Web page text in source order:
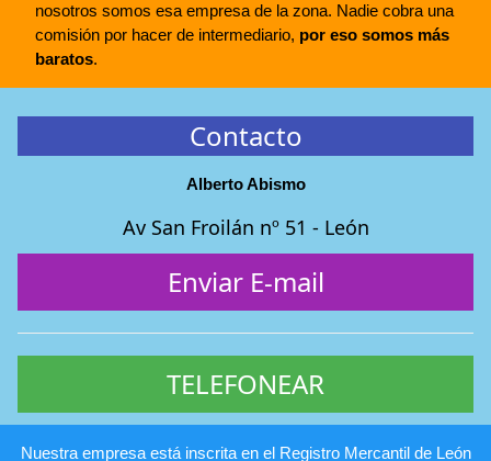
nosotros somos esa empresa de la zona. Nadie cobra una
comisión por hacer de intermediario, por eso somos más
baratos.
Contacto
Alberto Abismo
Av San Froilán nº 51 - León
Enviar E-mail
TELEFONEAR
Nuestra empresa está inscrita en el Registro Mercantil de León